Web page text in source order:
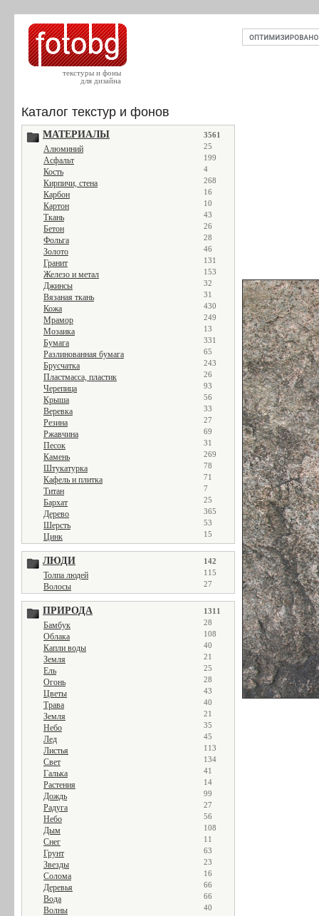
текстуры и фоны
для дизайна
Каталог текстур и фонов
МАТЕРИАЛЫ 3561
Алюминий 25
Асфальт 199
Кость 4
Кирпичи, стена 268
Карбон 16
Картон 10
Ткань 43
Бетон 26
Фольга 28
Золото 46
Гранит 131
Железо и метал 153
Джинсы 32
Вязаная ткань 31
Кожа 430
Мрамор 249
Мозаика 13
Бумага 331
Разлинованная бумага 65
Брусчатка 243
Пластмасса, пластик 26
Черепица 93
Крыша 56
Веревка 33
Резина 27
Ржавчина 69
Песок 31
Камень 269
Штукатурка 78
Кафель и плитка 71
Титан 7
Бархат 25
Дерево 365
Шерсть 53
Цинк 15
ЛЮДИ 142
Толпа людей 115
Волосы 27
ПРИРОДА 1311
Бамбук 28
Облака 108
Капли воды 40
Земля 21
Ель 25
Огонь 28
Цветы 43
Трава 40
Земля 21
Небо 35
Лед 45
Листья 113
Свет 134
Галька 41
Растения 14
Дождь 99
Радуга 27
Небо 56
Дым 108
Снег 11
Грунт 63
Звезды 23
Солома 16
Деревья 66
Вода 66
Волны 40